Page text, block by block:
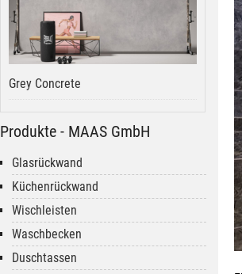
Grey Concrete
Produkte - MAAS GmbH
Glasrückwand
Küchenrückwand
Wischleisten
Waschbecken
Duschtassen